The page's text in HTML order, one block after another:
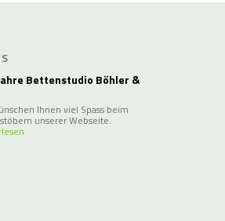
Bettenstudio Böhler &
Ihnen viel Spass beim
unserer Webseite.